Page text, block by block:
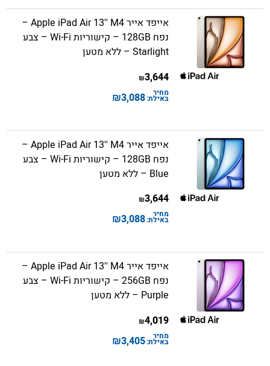
אייפד אייר Apple iPad Air 13'' M4 –
נפח 128GB – קישוריות Wi-Fi – צבע
Starlight – ללא מטען
3,644
₪
מחיר
באילת:3,088
₪
אייפד אייר Apple iPad Air 13'' M4 –
נפח 128GB – קישוריות Wi-Fi – צבע
Blue – ללא מטען
3,644
₪
מחיר
באילת:3,088
₪
אייפד אייר Apple iPad Air 13'' M4 –
נפח 256GB – קישוריות Wi-Fi – צבע
Purple – ללא מטען
4,019
₪
מחיר
באילת:3,405
₪